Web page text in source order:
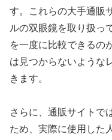
す。これらの大手通販
ルの双眼鏡を取り扱っ
を一度に比較できるの
は見つからないような
きます。
さらに、通販サイトで
ため、実際に使用した